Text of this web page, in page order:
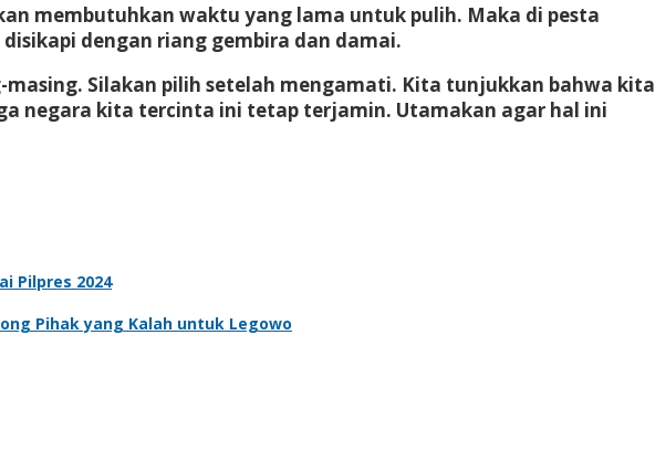
membutuhkan waktu yang lama untuk pulih. Maka di pesta
dengan riang gembira dan damai.
Silakan pilih setelah mengamati. Kita tunjukkan bahwa kita
negara kita tercinta ini tetap terjamin. Utamakan agar hal ini
Pilpres 2024
Pihak yang Kalah untuk Legowo